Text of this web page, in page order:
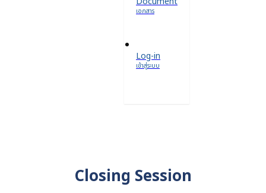
เอกสาร
Log-in
เข้าสู่ระบบ
Closing Session